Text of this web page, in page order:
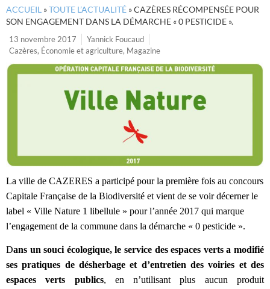
ACCUEIL »TOUTE L’ACTUALITÉ »CAZÈRES RÉCOMPENSÉE POUR
SON ENGAGEMENT DANS LA DÉMARCHE « 0 PESTICIDE ».
13 novembre 2017
Yannick Foucaud
Cazères, Économie et agriculture, Magazine
La ville de CAZERES a participé pour la première fois au concours
Capitale Française de la Biodiversité et vient de se voir décerner le
label « Ville Nature 1 libellule » pour l’année 2017 qui marque
l’engagement de la commune dans la démarche « 0 pesticide ».
Dans un souci écologique, le service des espaces verts a modifié
ses pratiques de désherbage et d’entretien des voiries et des
espaces verts publics, en n’utilisant plus aucun produit